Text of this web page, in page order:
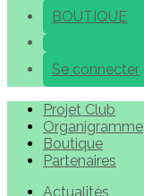
BOUTIQUE
Se connecter
Projet Club
Organigramme
Boutique
Partenaires
Actualités